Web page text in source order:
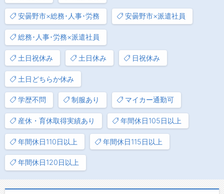
安曇野市×総務･人事･労務 安曇野市×派遣社員
総務･人事･労務×派遣社員
土日祝休み 土日休み 日祝休み
土日どちらか休み
学歴不問 制服あり マイカー通勤可
産休・育休取得実績あり 年間休日105日以上
年間休日110日以上 年間休日115日以上
年間休日120日以上